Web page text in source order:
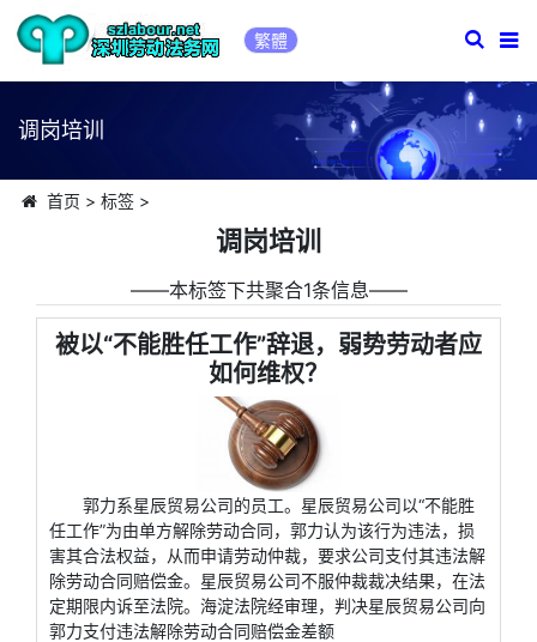
繁體
调岗培训
首页 > 标签>
调岗培训
――本标签下共聚合1条信息――
被以“不能胜任工作”辞退，弱势劳动者应
如何维权？
郭力系星辰贸易公司的员工。星辰贸易公司以“不能胜
任工作”为由单方解除劳动合同，郭力认为该行为违法，损
害其合法权益，从而申请劳动仲裁，要求公司支付其违法解
除劳动合同赔偿金。星辰贸易公司不服仲裁裁决结果，在法
定期限内诉至法院。海淀法院经审理，判决星辰贸易公司向
郭力支付违法解除劳动合同赔偿金差额